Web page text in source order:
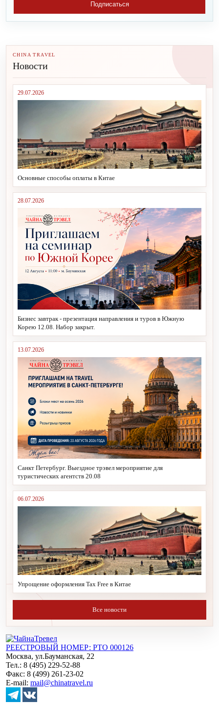
Подписаться
CHINA TRAVEL
Новости
29.07.2026
Основные способы оплаты в Китае
28.07.2026
Бизнес завтрак - презентация направления и туров в Южную
Корею 12.08. Набор закрыт.
13.07.2026
Санкт Петербург. Выездное трэвел мероприятие для
туристических агентств 20.08
06.07.2026
Упрощение оформления Tax Free в Китае
Все новости
РЕЕСТРОВЫЙ НОМЕР: РТО 000126
Москва, ул.Бауманская, 22
Тел.: 8 (495) 229-52-88
Факс: 8 (499) 261-23-02
E-mail: mail@chinatravel.ru